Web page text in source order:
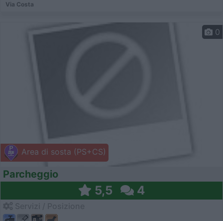
Via Costa
Area di sosta (PS+CS)
0
Parcheggio
5,5 4